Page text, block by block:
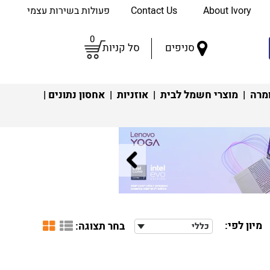
About Ivory פעולות בשירות עצמי
סניפים סל קניות
0
| מוצרי חשמל לבית | אוזניות | אחסון נתונים |
מיון לפי: כללי בחר תצוגה: